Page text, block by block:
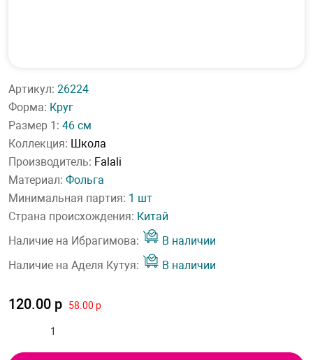
Артикул: 26224
Форма: Круг
Размер 1: 46 см
Коллекция: Школа
Производитель: Falali
Материал: Фольга
Минимальная партия: 1 шт
Страна происхождения: Китай
Наличие на Ибрагимова:
В наличии
Наличие на Аделя Кутуя:
В наличии
120.00 р 58.00 р